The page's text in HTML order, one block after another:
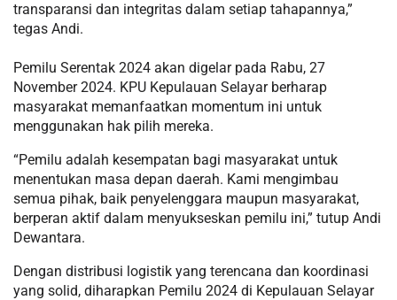
transparansi dan integritas dalam setiap tahapannya,”
tegas Andi.
Pemilu Serentak 2024 akan digelar pada Rabu, 27
November 2024. KPU Kepulauan Selayar berharap
masyarakat memanfaatkan momentum ini untuk
menggunakan hak pilih mereka.
“Pemilu adalah kesempatan bagi masyarakat untuk
menentukan masa depan daerah. Kami mengimbau
semua pihak, baik penyelenggara maupun masyarakat,
berperan aktif dalam menyukseskan pemilu ini,” tutup Andi
Dewantara.
Dengan distribusi logistik yang terencana dan koordinasi
yang solid, diharapkan Pemilu 2024 di Kepulauan Selayar